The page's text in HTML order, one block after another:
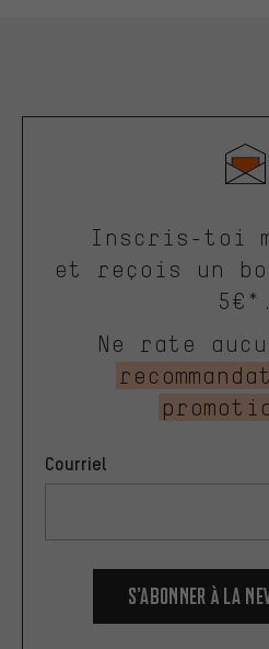
Inscris-toi
et reçois un
5€*.
Ne rate
Courriel
S’abonner à la